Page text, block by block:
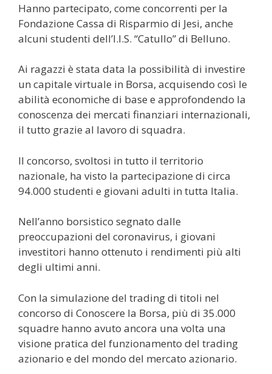
Hanno partecipato, come concorrenti per la
Fondazione Cassa di Risparmio di Jesi, anche
alcuni studenti dell’I.I.S. “Catullo” di Belluno.
Ai ragazzi è stata data la possibilità di investire
un capitale virtuale in Borsa, acquisendo così le
abilità economiche di base e approfondendo la
conoscenza dei mercati finanziari internazionali,
il tutto grazie al lavoro di squadra.
Il concorso, svoltosi in tutto il territorio
nazionale, ha visto la partecipazione di circa
94.000 studenti e giovani adulti in tutta Italia.
Nell’anno borsistico segnato dalle
preoccupazioni del coronavirus, i giovani
investitori hanno ottenuto i rendimenti più alti
degli ultimi anni.
Con la simulazione del trading di titoli nel
concorso di Conoscere la Borsa, più di 35.000
squadre hanno avuto ancora una volta una
visione pratica del funzionamento del trading
azionario e del mondo del mercato azionario.